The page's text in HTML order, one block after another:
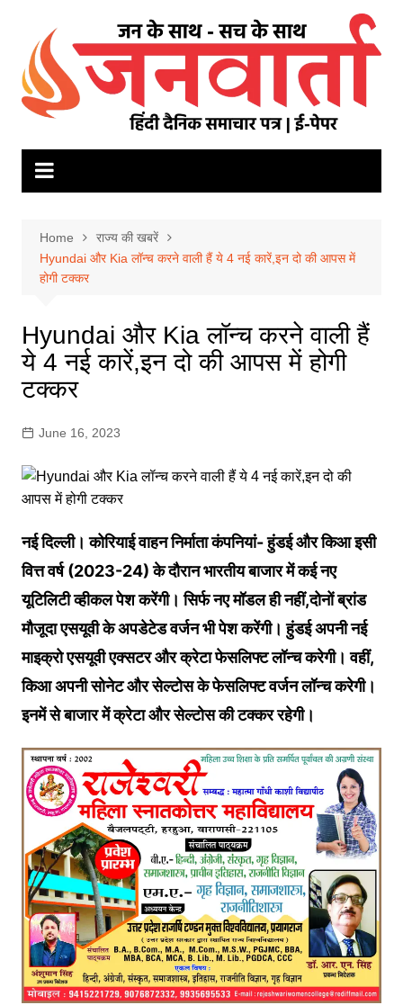
content
Home
राज्य की खबरें
Hyundai और Kia लॉन्च करने वाली हैं ये 4 नई कारें,इन दो की आपस में
होगी टक्कर
Hyundai और Kia लॉन्च करने वाली हैं
ये 4 नई कारें,इन दो की आपस में होगी
टक्कर
June 16, 2023
नई दिल्ली। कोरियाई वाहन निर्माता कंपनियां- हुंडई और किआ इसी
वित्त वर्ष (2023-24) के दौरान भारतीय बाजार में कई नए
यूटिलिटी व्हीकल पेश करेंगी। सिर्फ नए मॉडल ही नहीं,दोनों ब्रांड
मौजूदा एसयूवी के अपडेटेड वर्जन भी पेश करेंगी। हुंडई अपनी नई
माइक्रो एसयूवी एक्सटर और क्रेटा फेसलिफ्ट लॉन्च करेगी। वहीं,
किआ अपनी सोनेट और सेल्टोस के फेसलिफ्ट वर्जन लॉन्च करेगी।
इनमें से बाजार में क्रेटा और सेल्टोस की टक्कर रहेगी।